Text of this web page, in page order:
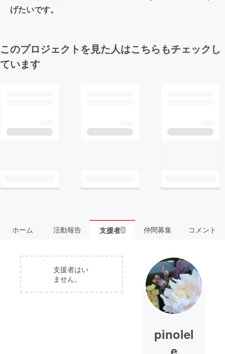
げたいです。
このプロジェクトを見た人はこちらもチェックし
ています
ホーム 活動報告 支援者2 仲間募集 コメント
支援者はい
ません。
pinolel
e